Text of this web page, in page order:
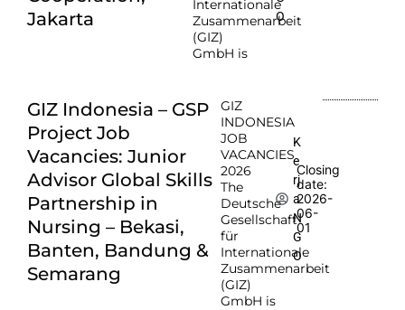
Jakarta
Internationale
Zusammenarbeit
(GIZ)
GmbH is
O
GIZ Indonesia – GSP
Project Job
Vacancies: Junior
Advisor Global Skills
Partnership in
Nursing – Bekasi,
Banten, Bandung &
Semarang
GIZ
INDONESIA
JOB
VACANCIES
2026
The
Deutsche
Gesellschaft
für
Internationale
Zusammenarbeit
(GIZ)
GmbH is
K
e
rj
a
N
G
O
Closing
date:
2026-
06-
01